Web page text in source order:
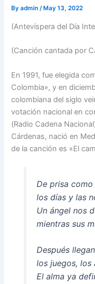
Byadmin/ May 13, 2022
(Antevíspera del Día
(Canción cantada por
En 1991, fue elegida
Colombia», y en
colombiana del siglo
votación nacional en
(Radio Cadena
Cárdenas, nació en
de la canción es «El
De prisa
los días y las
Un ángel nos
mientras sus
Después
los juegos, los
El alma ya